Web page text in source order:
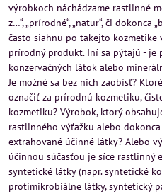
výrobkoch náchádzame rastlinné
z…“, „prírodné“, „natur“, či dokonca
často siahnu po takejto kozmetike
prírodný produkt. Iní sa pýtajú - je
konzervačných látok alebo
Je možné sa bez nich zaobísť?
označiť za prírodnú kozmetiku,
kozmetiku? Výrobok, ktorý
rastlinného výťažku alebo
extrahované účinné látky? Alebo
účinnou súčasťou je síce rastlinný
syntetické látky (napr. syntetické
protimikrobiálne látky, syntetický